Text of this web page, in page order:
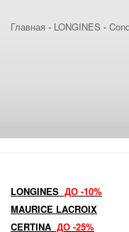
Главная - LONGINES -
LONGINES ДО -10%
MAURICE LACROIX
CERTINA ДО -25%